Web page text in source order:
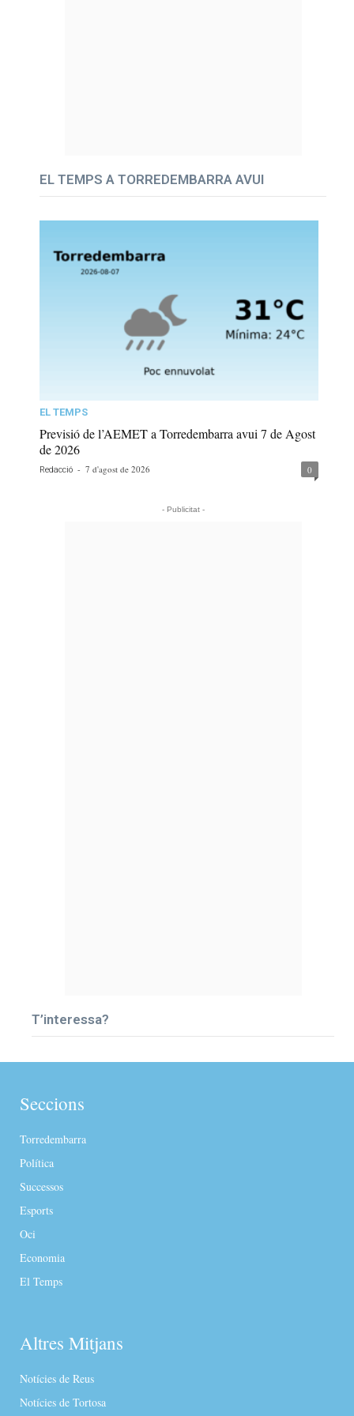
EL TEMPS A TORREDEMBARRA AVUI
EL TEMPS
Previsió de l’AEMET a Torredembarra avui 7 de Agost
de 2026
Redacció - 7 d'agost de 2026 0
- Publicitat -
T’interessa?
Seccions
Torredembarra
Política
Successos
Esports
Oci
Economia
El Temps
Altres Mitjans
Notícies de Reus
Notícies de Tortosa